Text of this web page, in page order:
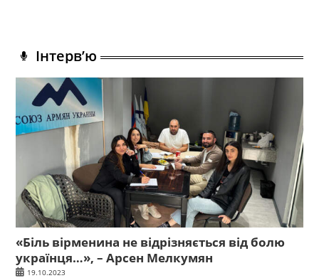
Інтерв’ю
«Біль вірменина не відрізняється від болю
українця…», – Арсен Мелкумян
19.10.2023